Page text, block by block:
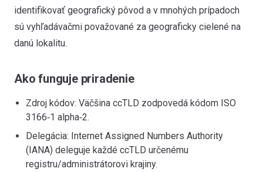
identifikovať geografický pôvod a v mnohých prípadoch
sú vyhľadávačmi považované za geograficky cielené na
danú lokalitu.
Ako funguje priradenie
Zdroj kódov: Väčšina ccTLD zodpovedá kódom ISO
3166‑1 alpha‑2.
Delegácia: Internet Assigned Numbers Authority
(IANA) deleguje každé ccTLD určenému
registru/administrátorovi krajiny.